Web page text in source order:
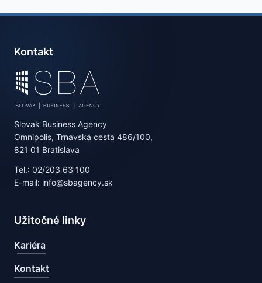
Kontakt
Slovak Business Agency
Omnipolis, Trnavská cesta 486/100,
821 01 Bratislava
Tel.: 02/203 63 100
E-mail: info@sbagency.sk
Užitočné linky
Kariéra
Kontakt